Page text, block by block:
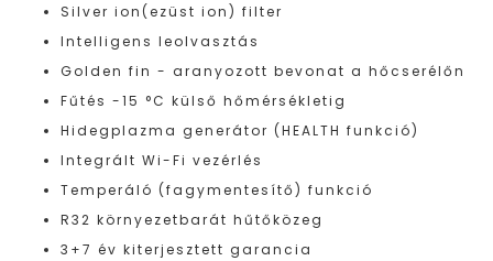
Silver ion(ezüst ion) filter
Intelligens leolvasztás
Golden fin - aranyozott bevonat a hőcserélőn
Fűtés -15 °C külső hőmérsékletig
Hidegplazma generátor (HEALTH funkció)
Integrált Wi-Fi vezérlés
Temperáló (fagymentesítő) funkció
R32 környezetbarát hűtőközeg
3+7 év kiterjesztett garancia